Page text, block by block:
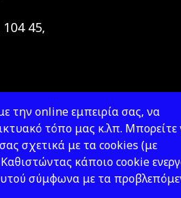
45,
την online εμπειρία σας, να
τόπο μας κ.λπ. Μπορείτε
σχετικά με τα cookies (με
κάποιο cookie
σύμφωνα με τα